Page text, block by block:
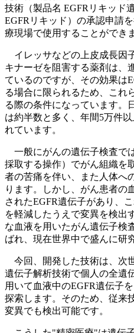
技術（製品名 EGFRリキッド
EGFRリキッド）の承認申請
療現場で使用することができ
イレッサなどの上皮成長因
キナーゼを阻害する薬剤は、
ているのですが、その効果は
る場合に限られるため、これ
る際の条件になっています。
は約半数と多く、年間5万件
れています。
一般にがんの遺伝子検査で
採取する操作）でがん組織を
者の苦痛を伴い、また人体へ
ります。しかし、がん患者の
されたEGFR遺伝子があり、
を軽減したうえで変異を検出
な血液を用いたがん遺伝子検
ばれ、現在世界中で盛んに研
今回、開発した技術は、次
遺伝子解析技術で個人の全遺
用いて血液中のEGFR遺伝子
探索します。そのため、従来
変異でも検出可能です。